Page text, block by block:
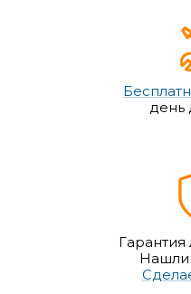
день
Нашли